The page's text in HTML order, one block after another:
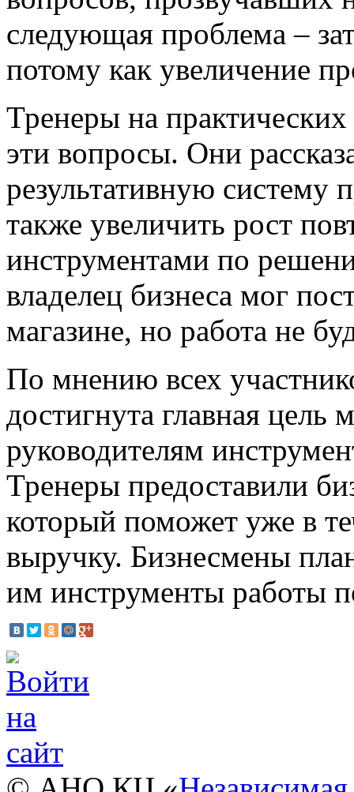
следующая проблема –
потому как увеличение
Тренеры на
эти вопросы. Они
результативную систему
также увеличить рост
инструментами по
владелец бизнеса мог
магазине, но работа не
По мнению всех
достигнута главная цель
руководителям
Тренеры предоставили
который поможет уже в
выручку. Бизнесмены
им инструменты работы